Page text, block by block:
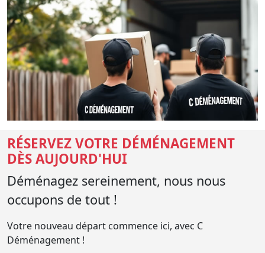
RÉSERVEZ VOTRE DÉMÉNAGEMENT
DÈS AUJOURD'HUI
Déménagez sereinement, nous nous
occupons de tout !
Votre nouveau départ commence ici, avec C
Déménagement !